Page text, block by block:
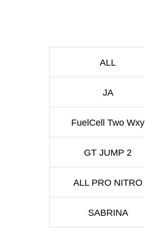
ALL
JA
FuelCell Two Wxy
GT JUMP 2
ALL PRO NITRO
SABRINA